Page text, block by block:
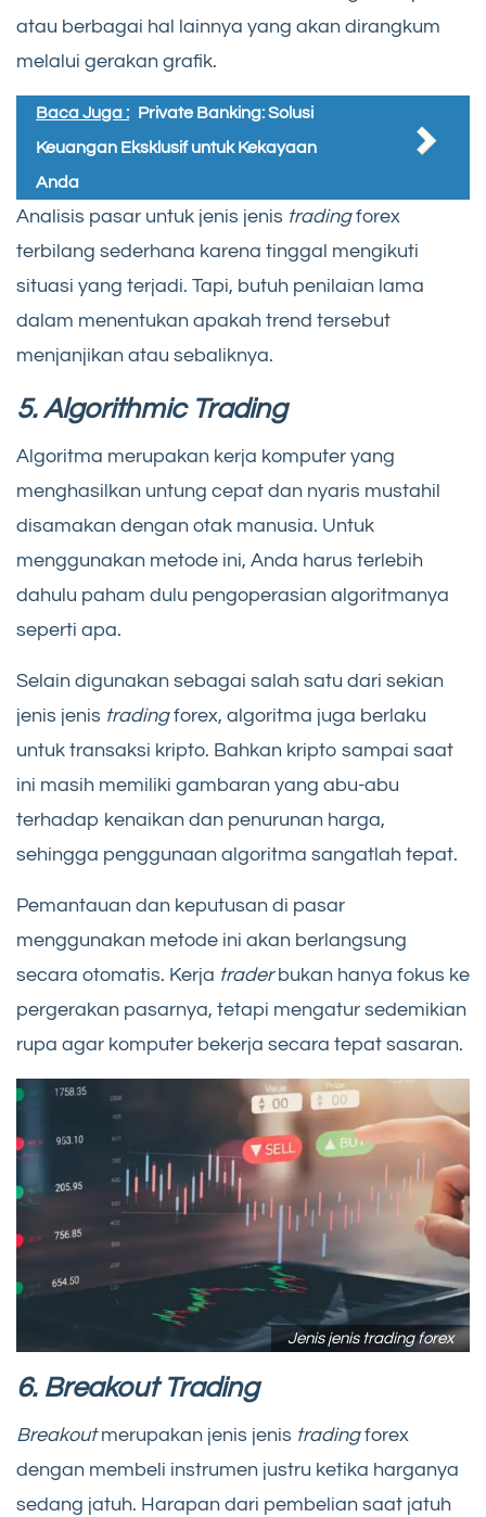
atau berbagai hal lainnya yang akan dirangkum
melalui gerakan grafik.
Baca Juga : Private Banking: Solusi
Keuangan Eksklusif untuk Kekayaan
Anda
Analisis pasar untuk jenis jenis tradingforex
terbilang sederhana karena tinggal mengikuti
situasi yang terjadi. Tapi, butuh penilaian lama
dalam menentukan apakah trend tersebut
menjanjikan atau sebaliknya.
5. Algorithmic Trading
Algoritma merupakan kerja komputer yang
menghasilkan untung cepat dan nyaris mustahil
disamakan dengan otak manusia. Untuk
menggunakan metode ini, Anda harus terlebih
dahulu paham dulu pengoperasian algoritmanya
seperti apa.
Selain digunakan sebagai salah satu dari sekian
jenis jenis tradingforex, algoritma juga berlaku
untuk transaksi kripto. Bahkan kripto sampai saat
ini masih memiliki gambaran yang abu-abu
terhadap kenaikan dan penurunan harga,
sehingga penggunaan algoritma sangatlah tepat.
Pemantauan dan keputusan di pasar
menggunakan metode ini akan berlangsung
secara otomatis. Kerja traderbukan hanya fokus ke
pergerakan pasarnya, tetapi mengatur sedemikian
rupa agar komputer bekerja secara tepat sasaran.
Jenis jenis trading forex
6. Breakout Trading
Breakoutmerupakan jenis jenis tradingforex
dengan membeli instrumen justru ketika harganya
sedang jatuh. Harapan dari pembelian saat jatuh